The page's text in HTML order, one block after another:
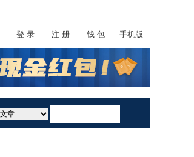
登 录 注 册 钱 包 手机版